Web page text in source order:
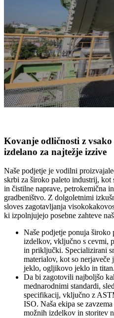
Kovanje odličnosti z
izdelano za najtežje izzive
Naše podjetje je vodilni
skrbi za široko paleto industrij,
in čistilne naprave, petrokemična
gradbeništvo. Z dolgoletnimi
sloves zagotavljanja
ki izpolnjujejo posebne zahteve
Naše podjetje ponuja
izdelkov, vključno s cevmi,
in priključki. Specializirani
materialov, kot so
jeklo, ogljikovo jeklo in titan.
Da bi zagotovili najboljšo
mednarodnimi standardi,
specifikacij, vključno z
ISO. Naša ekipa se
možnih izdelkov in storitev